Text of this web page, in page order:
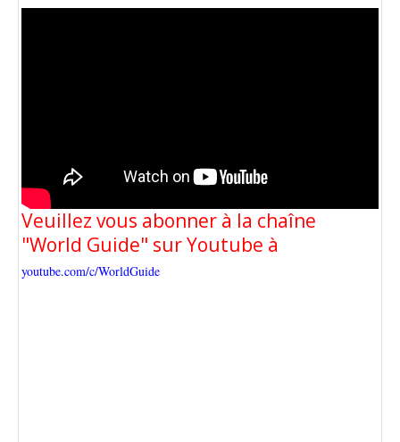
Veuillez vous abonner à la chaîne
"World Guide" sur Youtube à
youtube.com/c/WorldGuide